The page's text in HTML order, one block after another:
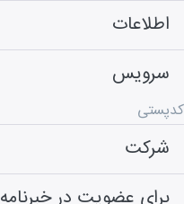
اطلاعات
سرویس
کدپستی
شرکت
برای عضویت در خبرنامه